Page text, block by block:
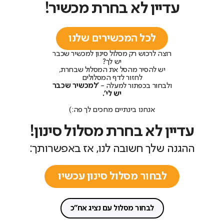
עדיין לא בחרת מכשיר!
לכל המכשירים שלנו
רוצה לרכוש רק מסלול סינון למכשיר שכבר
יש לך?
יש להסיר מהסל את המסלול שבחרת,
לחזור לדף המסלולים
ולבחור בכפתור למעלה - 'למכשיר שכבר
יש לי'.
אנחנו בינתיים מחכים לך פה:)
עדיין לא בחרת מסלול סינון!
ההגנה שלך חשובה לנו, אז באפשרותך:
לבחור מסלול סינון עכשיו
לבחור מסלול עם נציג אח"כ